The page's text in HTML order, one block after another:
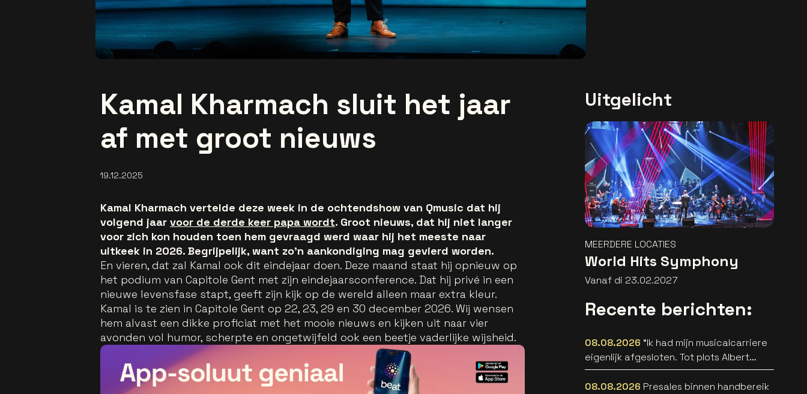
Kamal Kharmach sluit het jaar
af met groot nieuws
19.12.2025
Kamal Kharmach vertelde deze week in de ochtendshow van Qmusic dat hij
volgend jaar voor de derde keer papa wordt. Groot nieuws, dat hij niet langer
voor zich kon houden toen hem gevraagd werd waar hij het meeste naar
uitkeek in 2026. Begrijpelijk, want zo’n aankondiging mag gevierd worden.
En vieren, dat zal Kamal ook dit eindejaar doen. Deze maand staat hij opnieuw op
het podium van Capitole Gent met zijn eindejaarsconference. Dat hij privé in een
nieuwe levensfase stapt, geeft zijn kijk op de wereld alleen maar extra kleur.
Kamal is te zien in Capitole Gent op 22, 23, 29 en 30 december 2026. Wij wensen
hem alvast een dikke proficiat met het mooie nieuws en kijken uit naar vier
avonden vol humor, scherpte en ongetwijfeld ook een beetje vaderlijke wijsheid.
Uitgelicht
MEERDERE LOCATIES
World Hits Symphony
Vanaf di 23.02.2027
Recente berichten:
08.08.2026 “Ik had mijn musicalcarriere
eigenlijk afgesloten. Tot plots Albert
Verlinde belde” [interview]
08.08.2026 Presales binnen handbereik